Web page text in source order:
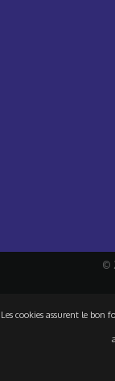
©
Les cookies assurent le bon